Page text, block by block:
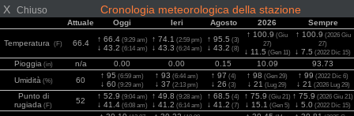
X Chiuso Cronologia meteorologica della stazione
Attuale Oggi Ieri Agosto 2026 Sempre
Temperatura (F) 66.4 ↑ 66.4(9:29 am)
↓ 43.2 (6:14 am)
↑ 74.1 (2:59 pm)
↓ 43.3 (6:24 am)
↑ 95.5 (3)
↓ 43.2 (8)
↑ 100.9 (Giu
27)
↓ 11.5 (Gen 11)
↑ 100.9 (2026 Giu
27)
↓ 7.5 (2022 Dic 15)
Pioggia(in) n/a 0.00 0.00 0.15 10.09
93.73
Umidità(%) 60
↑ 95 (6:59 am)
↓ 60 (9:29 am)
↑ 93 (6:44 am)
↓ 37 (2:13 pm)
↑ 97 (4)
↓ 26 (3)
↑ 98 (Gen 29)
↓ 21 (Lug 29)
↑ 99 (2022 Dic 6)
↓ 21 (2026 Lug 29)
Punto di
rugiada (F) 52
↑ 52.9 (9:04 am)
↓ 41.4(6:08 am)
↑ 49.8 (9:28 am)
↓ 41.2 (6:14 am)
↑ 68.5 (4)
↓ 41.2 (7)
↑ 75.9 (Giu 21)
↓ 15.1 (Gen 5)
↑ 75.9 (2026 Giu 21)
↓ 5.0 (2022 Dic 15)